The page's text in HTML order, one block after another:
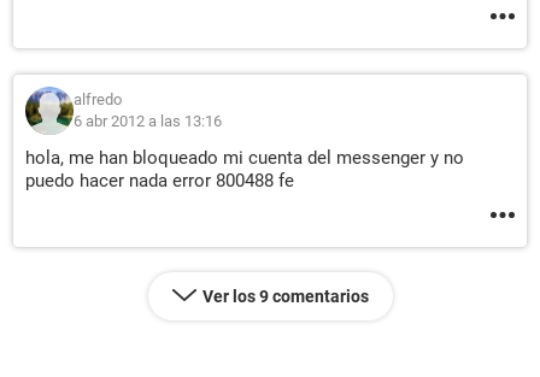
alfredo
6 abr 2012 a las 13:16
hola, me han bloqueado mi cuenta del messenger y no
puedo hacer nada error 800488 fe
Ver los 9 comentarios